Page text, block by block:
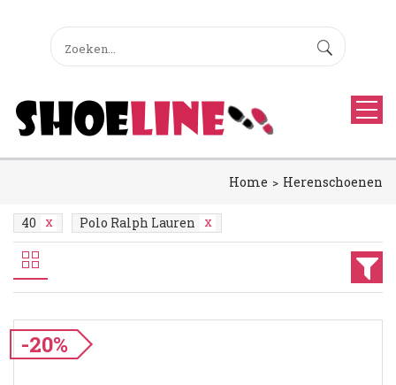
Home Herenschoenen
40 Polo Ralph Lauren
-20%